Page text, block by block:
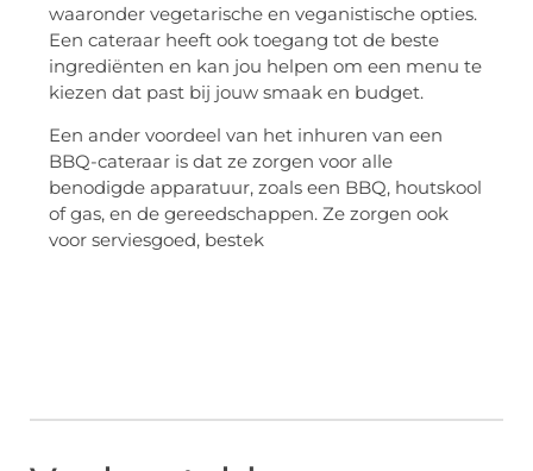
waaronder vegetarische en veganistische opties.
Een cateraar heeft ook toegang tot de beste
ingrediënten en kan jou helpen om een menu te
kiezen dat past bij jouw smaak en budget.
Een ander voordeel van het inhuren van een
BBQ-cateraar is dat ze zorgen voor alle
benodigde apparatuur, zoals een BBQ, houtskool
of gas, en de gereedschappen. Ze zorgen ook
voor serviesgoed, bestek